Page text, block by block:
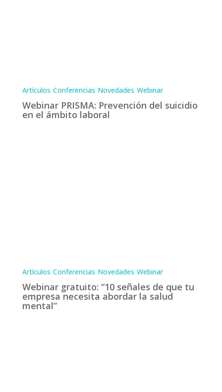
Artículos Conferencias Novedades Webinar
Webinar PRISMA: Prevención del suicidio
en el ámbito laboral
Artículos Conferencias Novedades Webinar
Webinar gratuito: “10 señales de que tu
empresa necesita abordar la salud
mental”